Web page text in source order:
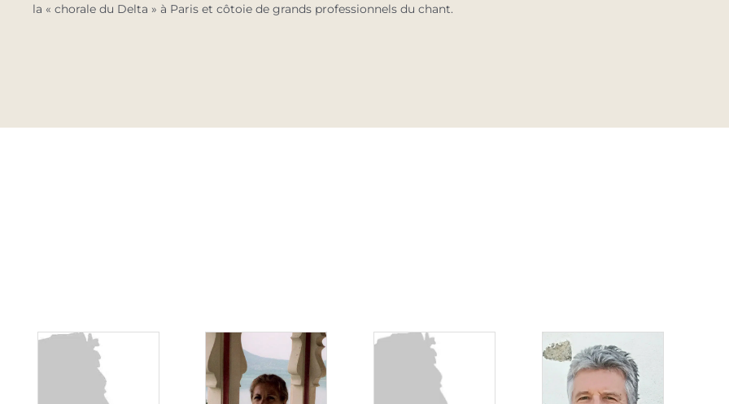
la « chorale du Delta » à Paris et côtoie de grands professionnels du chant.